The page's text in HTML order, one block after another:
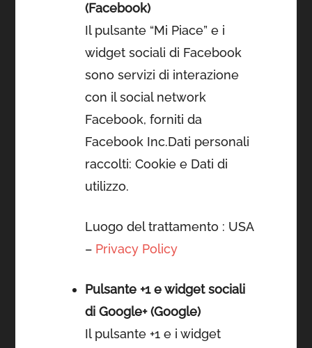
(Facebook)
Il pulsante “Mi Piace” e i
widget sociali di Facebook
sono servizi di interazione
con il social network
Facebook, forniti da
Facebook Inc.Dati personali
raccolti: Cookie e Dati di
utilizzo.
Luogo del trattamento : USA
– Privacy Policy
Pulsante +1 e widget sociali
di Google+ (Google)
Il pulsante +1 e i widget